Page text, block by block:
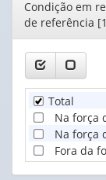
Editor
Condição em
de referência
Total
Na força
Na força
Fora da